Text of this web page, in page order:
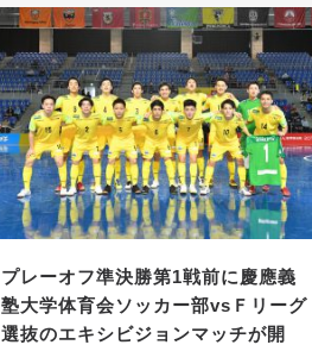
プレーオフ準決勝第1戦前に慶應義
塾大学体育会ソッカー部vsＦリーグ
選抜のエキシビジョンマッチが開